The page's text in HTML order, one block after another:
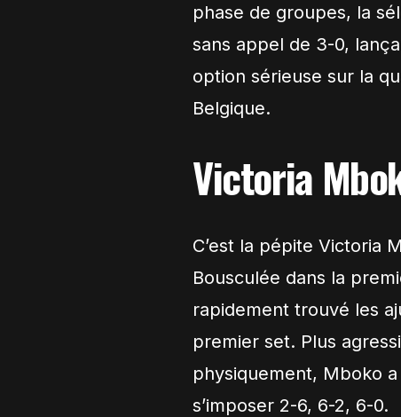
phase de groupes, la
sans appel de 3-0,
option sérieuse sur la
Belgique.
Victoria
C’est la pépite Victoria
Bousculée dans la
rapidement trouvé les
premier set. Plus
physiquement, Mboko
s’imposer 2-6, 6-2, 6-0.